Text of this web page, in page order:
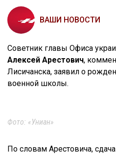
ВАШИ НОВОСТИ
Советник главы Офиса
Алексей Арестович,
Лисичанска, заявил о
военной школы.
Фото: «Униан»
По словам Арестовича,